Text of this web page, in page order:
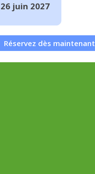
26 juin 2027
Réservez dès maintenant